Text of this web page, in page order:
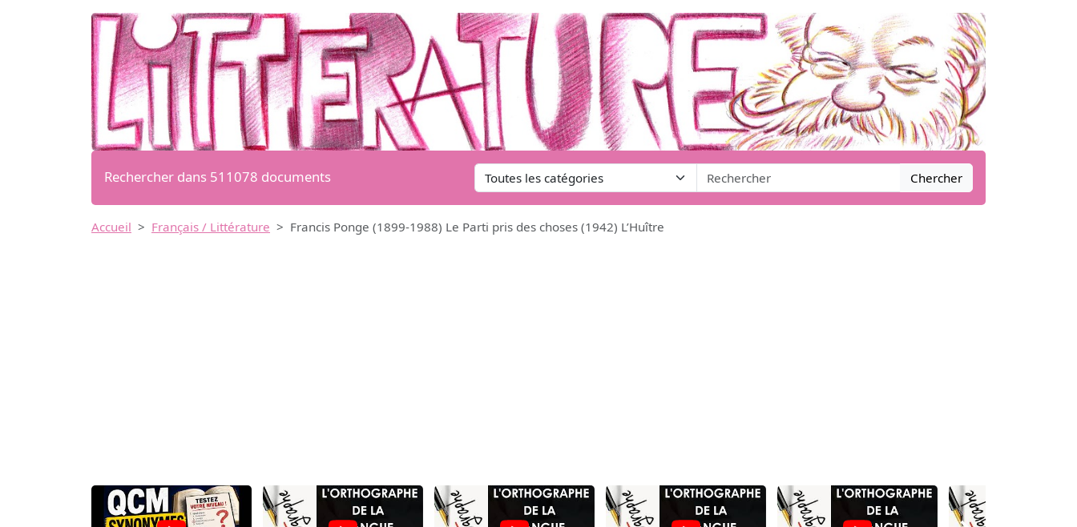
Rechercher dans 511078 documents Chercher
Accueil Français / Littérature Francis Ponge (1899-1988) Le Parti pris des choses (1942) L’Huître